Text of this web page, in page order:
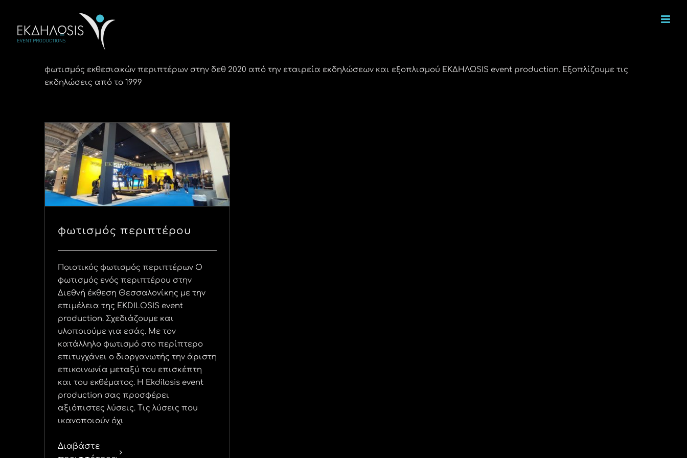
περιεχόμενο
φωτισμός εκθεσιακών περιπτέρων στην δεθ 2020 από την εταιρεία εκδηλώσεων και εξοπλισμού ΕΚΔΗΛΩSIS event production. Εξοπλίζουμε τις
εκδηλώσεις από το 1999
φωτισμός περιπτέρου
Ποιοτικός φωτισμός περιπτέρων Ο
φωτισμός ενός περιπτέρου στην
Διεθνή έκθεση Θεσσαλονίκης με την
επιμέλεια της EKDILOSIS event
production. Σχεδιάζουμε και
υλοποιούμε για εσάς. Με τον
κατάλληλο φωτισμό στο περίπτερο
επιτυγχάνει ο διοργανωτής την άριστη
επικοινωνία μεταξύ του επισκέπτη
και του εκθέματος. Η Ekdilosis event
production σας προσφέρει
αξιόπιστες λύσεις. Τις λύσεις που
ικανοποιούν όχι
Διαβάστε